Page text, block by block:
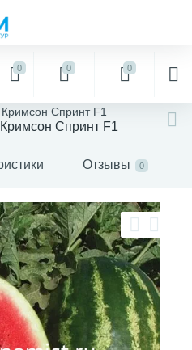
0 0 0
Спринт F1
Спринт F1
Отзывы 0